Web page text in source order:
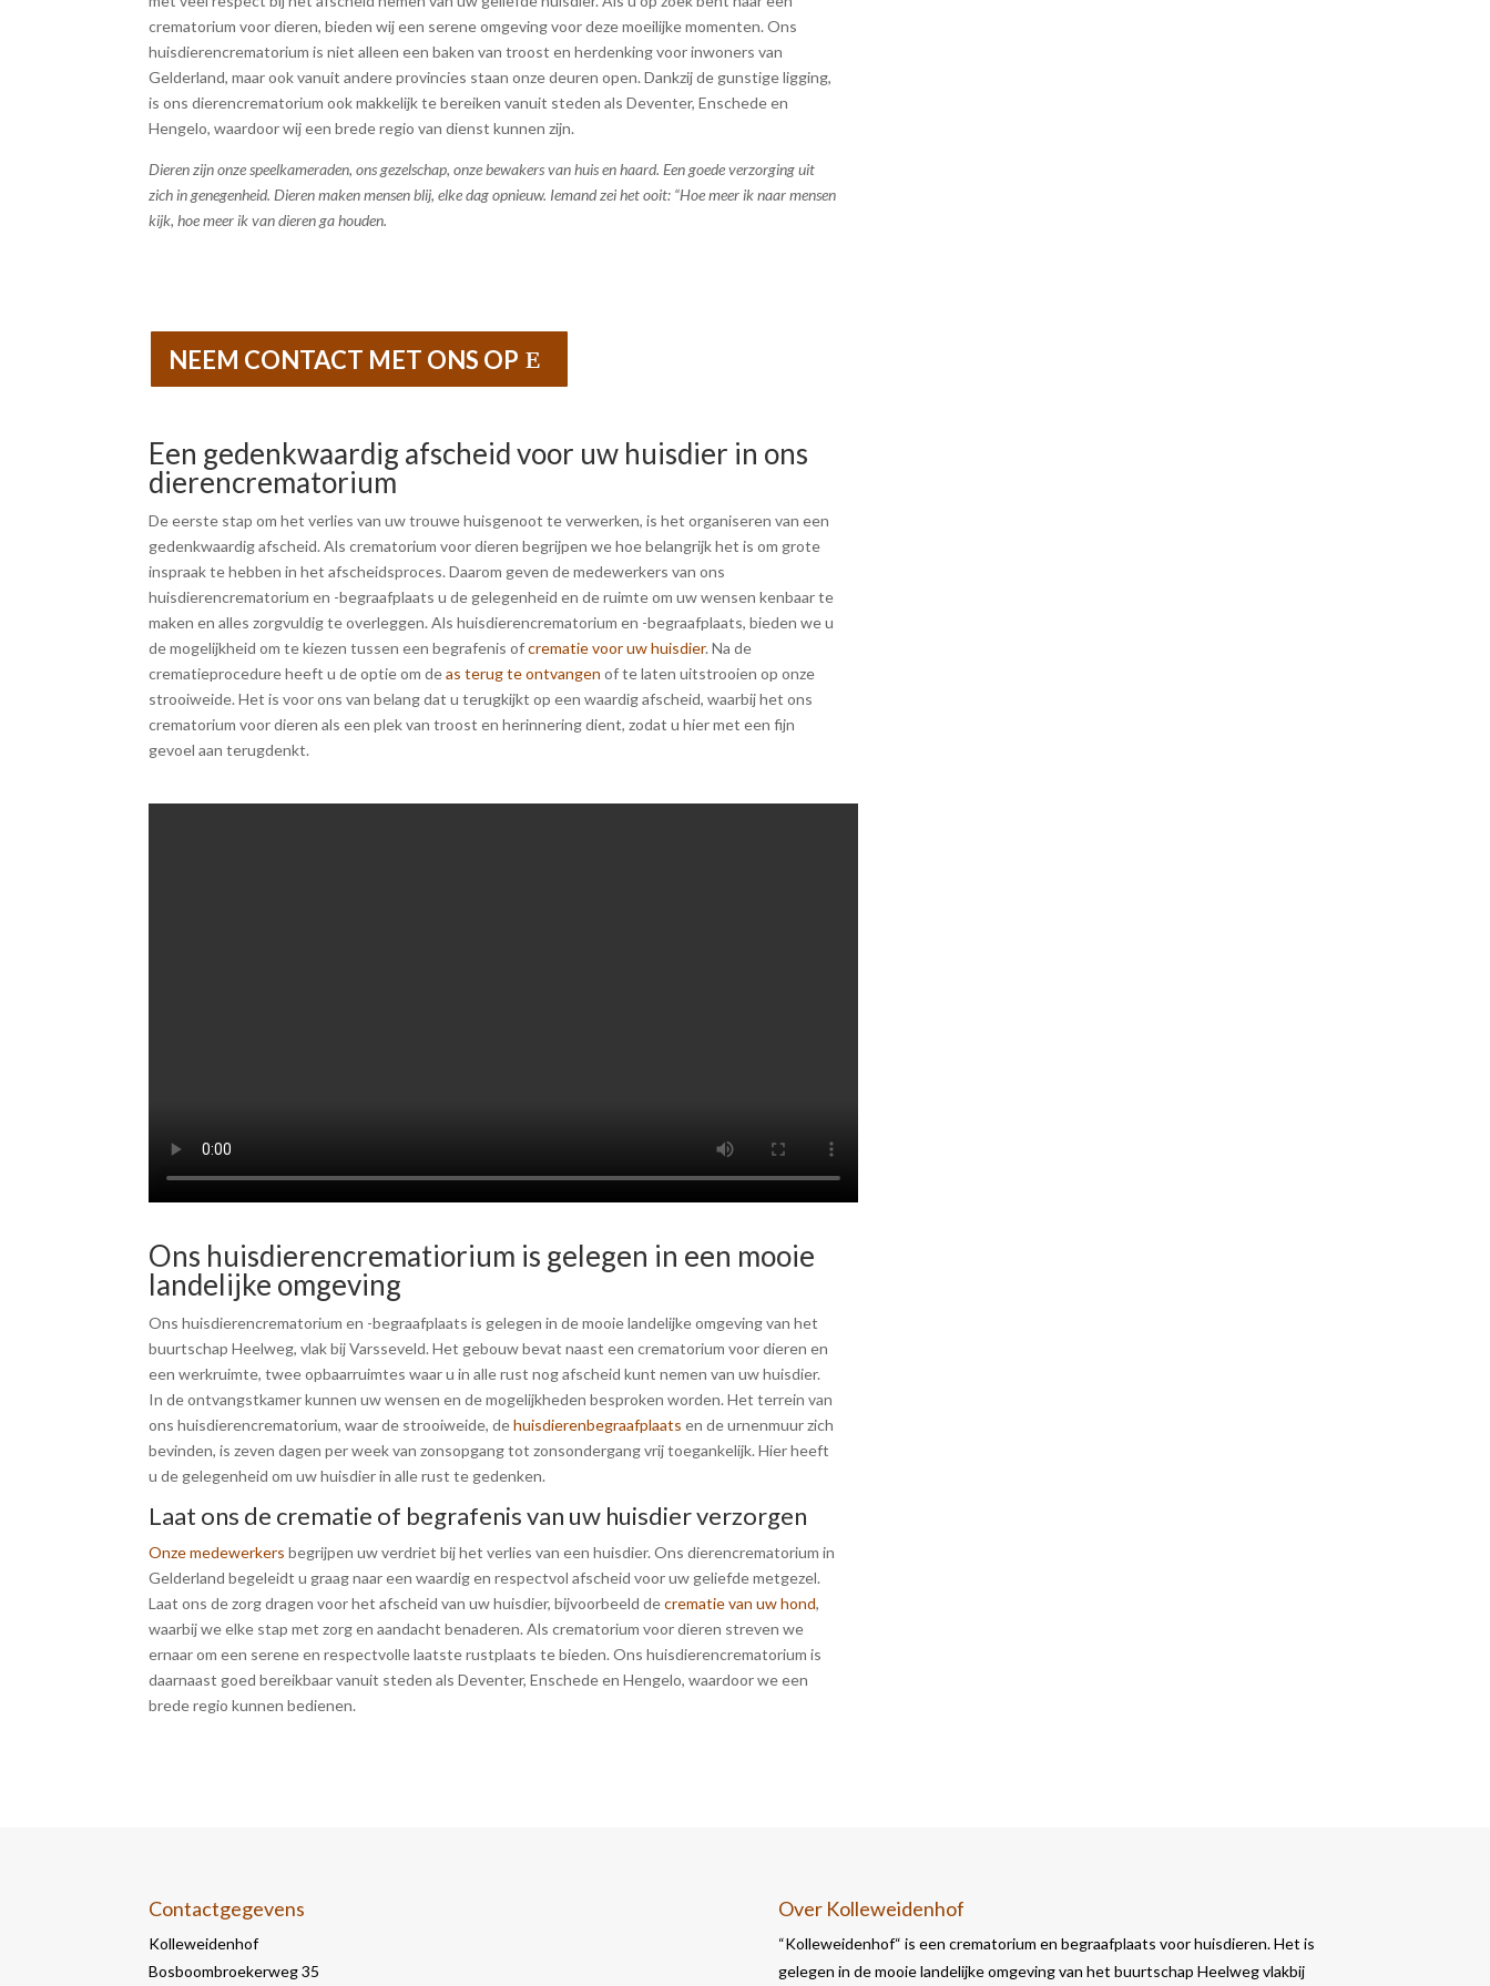
crematorium voor dieren, bieden wij een serene omgeving voor deze moeilijke momenten. Ons
huisdierencrematorium is niet alleen een baken van troost en herdenking voor inwoners van
Gelderland, maar ook vanuit andere provincies staan onze deuren open. Dankzij de gunstige ligging,
is ons dierencrematorium ook makkelijk te bereiken vanuit steden als Deventer, Enschede en
Hengelo, waardoor wij een brede regio van dienst kunnen zijn.
Dieren zijn onze speelkameraden, ons gezelschap, onze bewakers van huis en haard. Een goede verzorging uit
zich in genegenheid. Dieren maken mensen blij, elke dag opnieuw. Iemand zei het ooit: “Hoe meer ik naar mensen
kijk, hoe meer ik van dieren ga houden.
NEEM CONTACT MET ONS OP
Een gedenkwaardig afscheid voor uw huisdier in ons
dierencrematorium
De eerste stap om het verlies van uw trouwe huisgenoot te verwerken, is het organiseren van een
gedenkwaardig afscheid. Als crematorium voor dieren begrijpen we hoe belangrijk het is om grote
inspraak te hebben in het afscheidsproces. Daarom geven de medewerkers van ons
huisdierencrematorium en -begraafplaats u de gelegenheid en de ruimte om uw wensen kenbaar te
maken en alles zorgvuldig te overleggen. Als huisdierencrematorium en -begraafplaats, bieden we u
de mogelijkheid om te kiezen tussen een begrafenis ofcrematie voor uw huisdier. Na de
crematieprocedure heeft u de optie om deas terug te ontvangen of te laten uitstrooien op onze
strooiweide. Het is voor ons van belang dat u terugkijkt op een waardig afscheid, waarbij het ons
crematorium voor dieren als een plek van troost en herinnering dient, zodat u hier met een fijn
gevoel aan terugdenkt.
Ons huisdierencrematiorium is gelegen in een mooie
landelijke omgeving
Ons huisdierencrematorium en -begraafplaats is gelegen in de mooie landelijke omgeving van het
buurtschap Heelweg, vlak bij Varsseveld. Het gebouw bevat naast een crematorium voor dieren en
een werkruimte, twee opbaarruimtes waar u in alle rust nog afscheid kunt nemen van uw huisdier.
In de ontvangstkamer kunnen uw wensen en de mogelijkheden besproken worden. Het terrein van
ons huisdierencrematorium, waar de strooiweide, dehuisdierenbegraafplaats en de urnenmuur zich
bevinden, is zeven dagen per week van zonsopgang tot zonsondergang vrij toegankelijk. Hier heeft
u de gelegenheid om uw huisdier in alle rust te gedenken.
Laat ons de crematie of begrafenis van uw huisdier verzorgen
Onze medewerkers begrijpen uw verdriet bij het verlies van een huisdier. Ons dierencrematorium in
Gelderland begeleidt u graag naar een waardig en respectvol afscheid voor uw geliefde metgezel.
Laat ons de zorg dragen voor het afscheid van uw huisdier, bijvoorbeeld decrematie van uw hond,
waarbij we elke stap met zorg en aandacht benaderen. Als crematorium voor dieren streven we
ernaar om een serene en respectvolle laatste rustplaats te bieden. Ons huisdierencrematorium is
daarnaast goed bereikbaar vanuit steden als Deventer, Enschede en Hengelo, waardoor we een
brede regio kunnen bedienen.
Contactgegevens
Kolleweidenhof
Bosboombroekerweg 35
Over Kolleweidenhof
“Kolleweidenhof“ is een crematorium en begraafplaats voor huisdieren. Het is
gelegen in de mooie landelijke omgeving van het buurtschap Heelweg vlakbij